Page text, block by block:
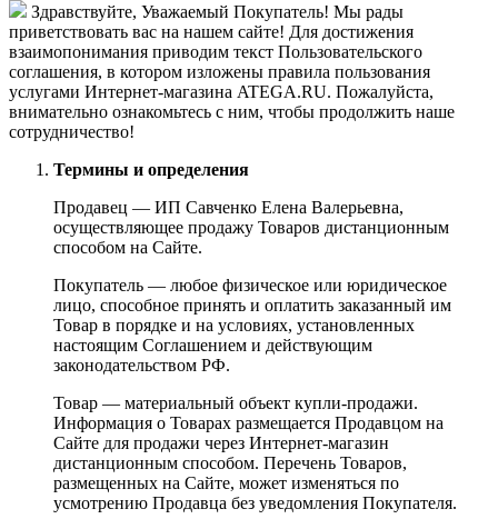
Здравствуйте, Уважаемый Покупатель! Мы рады
приветствовать вас на нашем сайте! Для достижения
взаимопонимания приводим текст Пользовательского
соглашения, в котором изложены правила пользования
услугами Интернет-магазина ATEGA.RU. Пожалуйста,
внимательно ознакомьтесь с ним, чтобы продолжить наше
сотрудничество!
Термины и определения
Продавец — ИП Савченко Елена Валерьевна,
осуществляющее продажу Товаров дистанционным
способом на Сайте.
Покупатель — любое физическое или юридическое
лицо, способное принять и оплатить заказанный им
Товар в порядке и на условиях, установленных
настоящим Соглашением и действующим
законодательством РФ.
Товар — материальный объект купли-продажи.
Информация о Товарах размещается Продавцом на
Сайте для продажи через Интернет-магазин
дистанционным способом. Перечень Товаров,
размещенных на Сайте, может изменяться по
усмотрению Продавца без уведомления Покупателя.